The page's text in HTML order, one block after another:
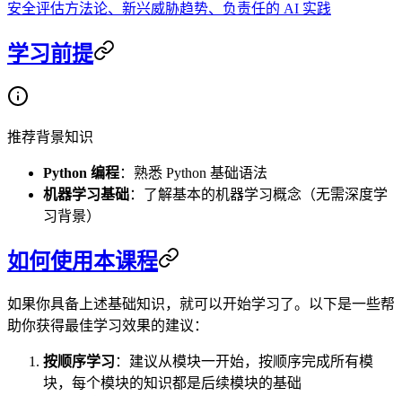
安全评估方法论、新兴威胁趋势、负责任的 AI 实践
学习前提
推荐背景知识
Python 编程：熟悉 Python 基础语法
机器学习基础：了解基本的机器学习概念（无需深度学
习背景）
如何使用本课程
如果你具备上述基础知识，就可以开始学习了。以下是一些帮
助你获得最佳学习效果的建议：
按顺序学习 ：建议从模块一开始，按顺序完成所有模
块，每个模块的知识都是后续模块的基础